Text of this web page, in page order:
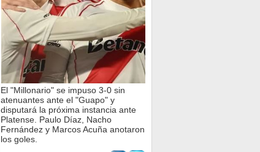
El "Millonario" se impuso 3-0 sin
atenuantes ante el "Guapo" y
disputará la próxima instancia ante
Platense. Paulo Díaz, Nacho
Fernández y Marcos Acuña anotaron
los goles.